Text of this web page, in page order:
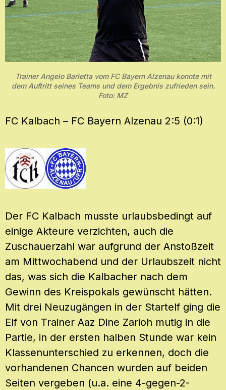
Trainer Angelo Barletta vom FC Bayern Alzenau konnte mit
dem Auftritt seines Teams und dem Ergebnis zufrieden sein.
Foto: MZ
FC Kalbach – FC Bayern Alzenau 2:5 (0:1)
Der FC Kalbach musste urlaubsbedingt auf
einige Akteure verzichten, auch die
Zuschauerzahl war aufgrund der Anstoßzeit
am Mittwochabend und der Urlaubszeit nicht
das, was sich die Kalbacher nach dem
Gewinn des Kreispokals gewünscht hätten.
Mit drei Neuzugängen in der Startelf ging die
Elf von Trainer Aaz Dine Zarioh mutig in die
Partie, in der ersten halben Stunde war kein
Klassenunterschied zu erkennen, doch die
vorhandenen Chancen wurden auf beiden
Seiten vergeben (u.a. eine 4-gegen-2-